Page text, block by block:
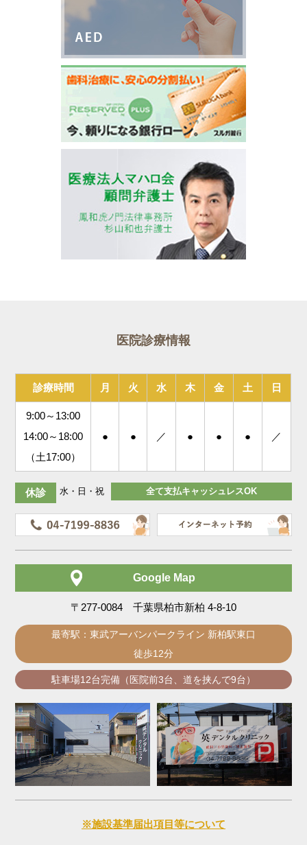
医院診療情報
診療時間 月 火 水 木 金 土 日
9:00～13:00
14:00～18:00
（土17:00）
● ● ／ ● ● ● ／
休診 水・日・祝 全て支払キャッシュレスOK
Google Map
〒277-0084 千葉県柏市新柏 4-8-10
最寄駅：東武アーバンパークライン 新柏駅東口
徒歩12分
駐車場12台完備（医院前3台、道を挟んで9台）
※施設基準届出項目等について